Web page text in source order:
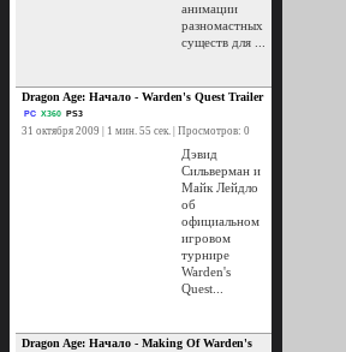
анимации
разномастных
существ для ...
Dragon Age: Начало - Warden's Quest Trailer
PC X360 PS3
31 октября 2009 | 1 мин. 55 сек. | Просмотров: 0
Дэвид
Сильверман и
Майк Лейдло
об
официальном
игровом
турнире
Warden's
Quest...
Dragon Age: Начало - Making Of Warden's